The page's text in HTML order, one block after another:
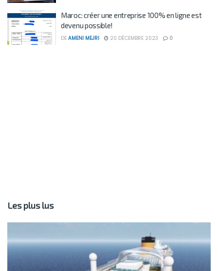
Maroc: créer une entreprise 100% en ligne est
devenu possible!
DE AMENI MEJRI 20 DÉCEMBRE 2023 0
Les plus lus